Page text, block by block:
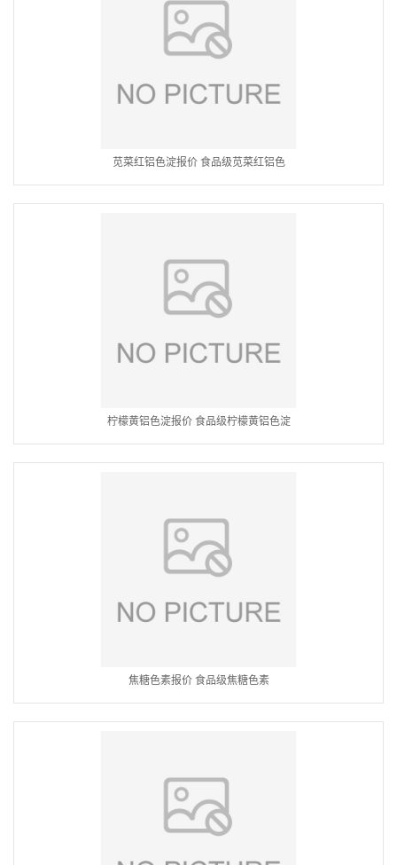
苋菜红铝色淀报价 食品级苋菜红铝色
柠檬黄铝色淀报价 食品级柠檬黄铝色淀
焦糖色素报价 食品级焦糖色素